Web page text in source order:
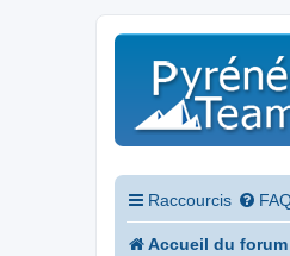
Raccourcis
Accueil du forum